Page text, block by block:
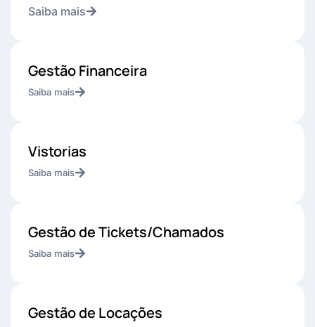
Saiba mais
Gestão Financeira
Saiba mais
Vistorias
Saiba mais
Gestão de Tickets/Chamados
Saiba mais
Gestão de Locações